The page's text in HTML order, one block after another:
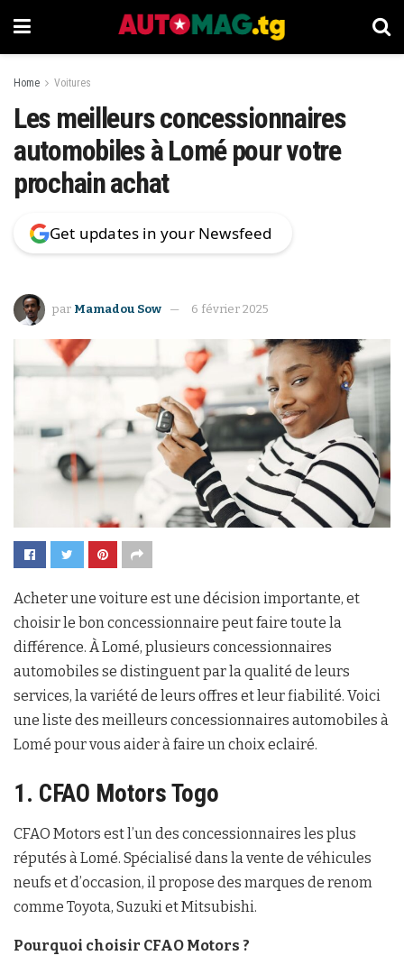
Home Voitures
Les meilleurs concessionnaires
automobiles à Lomé pour votre
prochain achat
Get updates in your Newsfeed
par Mamadou Sow 6 février 2025
Acheter une voiture est une décision importante, et
choisir le bon concessionnaire peut faire toute la
différence. À Lomé, plusieurs concessionnaires
automobiles se distinguent par la qualité de leurs
services, la variété de leurs offres et leur fiabilité. Voici
une liste des meilleurs concessionnaires automobiles à
Lomé pour vous aider à faire un choix eclairé.
1. CFAO Motors Togo
CFAO Motors est l’un des concessionnaires les plus
réputés à Lomé. Spécialisé dans la vente de véhicules
neufs et d’occasion, il propose des marques de renom
comme Toyota, Suzuki et Mitsubishi.
Pourquoi choisir CFAO Motors ?